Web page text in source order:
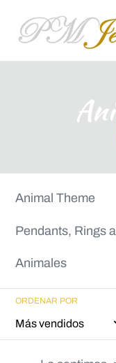
directamente
C
l
e
c
i
Animal Theme
Pendants, Rings
Animales
ORDENAR POR